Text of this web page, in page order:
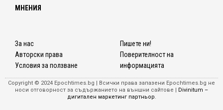
МНЕНИЯ
За нас
Авторски права
Условия за ползване
Пишете ни!
Поверителност на
информацията
Copyright © 2024 Epochtimes.bg | Всички права запазени Epochtimes.bg не
носи отговорност за съдържанието на външни сайтове |
Divinitum –
дигитален маркетинг партньор.